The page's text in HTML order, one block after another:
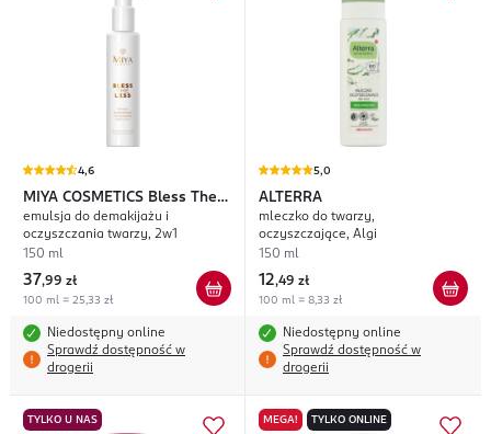
4,6
MIYA COSMETICS Bless The
Less
emulsja do demakijażu i
oczyszczania twarzy, 2w1
150 ml
37,99 zł
100 ml = 25,33 zł
Niedostępny online
Sprawdź dostępność w
drogerii
5,0
ALTERRA
mleczko do twarzy,
oczyszczające, Algi
150 ml
12,49 zł
100 ml = 8,33 zł
Niedostępny online
Sprawdź dostępność w
drogerii
TYLKO U NAS MEGA! TYLKO ONLINE